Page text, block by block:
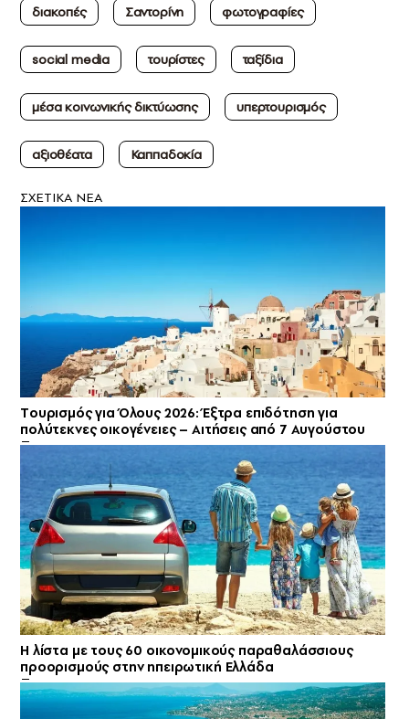
διακοπές
Σαντορίνη φωτογραφίες
social media τουρίστες ταξίδια
μέσα κοινωνικής δικτύωσης υπερτουρισμός
αξιοθέατα Καππαδοκία
ΣXETIKA NEA
Tουρισμός για Όλους 2026: Έξτρα επιδότηση για
πολύτεκνες οικογένειες – Αιτήσεις από 7 Αυγούστου
Η λίστα με τους 60 οικονομικούς παραθαλάσσιους
προορισμούς στην ηπειρωτική Ελλάδα